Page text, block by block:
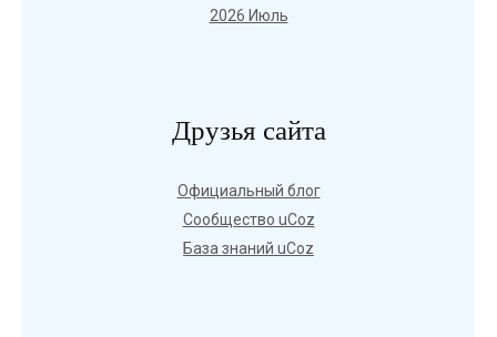
2026 Июль
Друзья сайта
Официальный блог
Сообщество uCoz
База знаний uCoz